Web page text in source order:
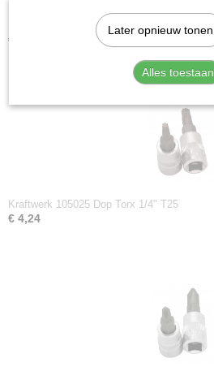
Kraftwerk 105020 Dop Torx 1/4" T20
€ 4,24
Kraftwerk 105025 Dop Torx 1/4" T25
€ 4,24
Later opnieuw tonen
Alles toestaan